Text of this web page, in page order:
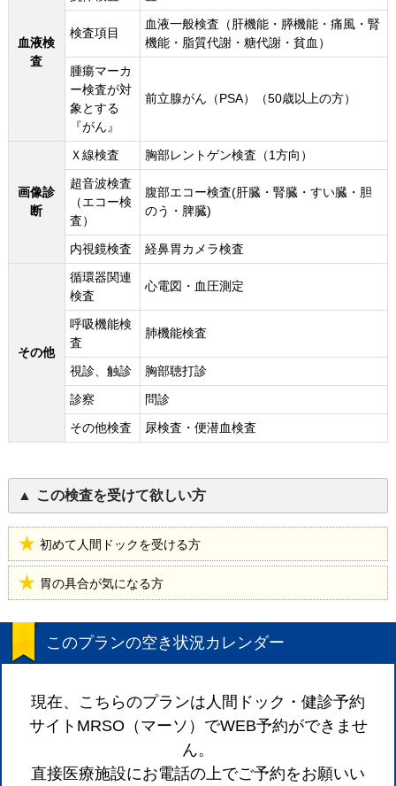
血液検
査
検査項目
血液一般検査（肝機能・膵機能・痛風・腎
機能・脂質代謝・糖代謝・貧血）
腫瘍マーカ
ー検査が対
象とする
『がん』
前立腺がん（PSA）（50歳以上の方）
画像診
断
Ｘ線検査
胸部レントゲン検査（1方向）
超音波検査
（エコー検
査）
腹部エコー検査(肝臓・腎臓・すい臓・胆
のう・脾臓)
内視鏡検査 経鼻胃カメラ検査
その他
循環器関連
検査
心電図・血圧測定
呼吸機能検
査
肺機能検査
視診、触診
胸部聴打診
診察
問診
その他検査
尿検査・便潜血検査
この検査を受けて欲しい方
初めて人間ドックを受ける方
胃の具合が気になる方
このプランの空き状況カレンダー
現在、こちらのプランは人間ドック・健診予約
サイトMRSO（マーソ）でWEB予約ができませ
ん。
直接医療施設にお電話の上でご予約をお願いい